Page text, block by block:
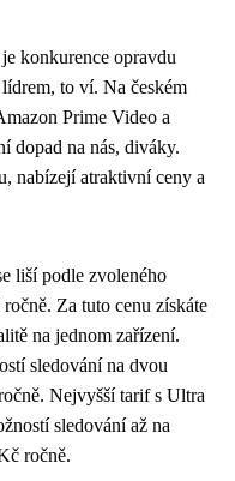
konkurence opravdu
to ví. Na českém
Prime Video a
dopad na nás, diváky.
nabízejí atraktivní ceny a
liší podle zvoleného
Za tuto cenu získáte
na jednom zařízení.
sledování na dvou
Nejvyšší tarif s Ultra
sledování až na
ročně.